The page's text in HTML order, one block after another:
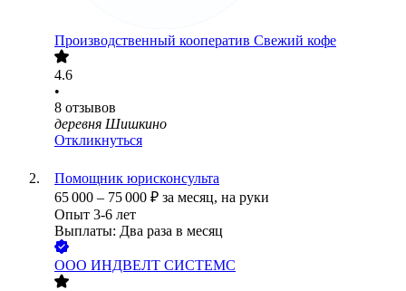
Производственный кооператив Свежий кофе
4.6
•
8 отзывов
деревня Шишкино
Откликнуться
Помощник юрисконсульта
65 000 – 75 000 ₽ за месяц, на руки
Опыт 3-6 лет
Выплаты: Два раза в месяц
ООО ИНДВЕЛТ СИСТЕМС